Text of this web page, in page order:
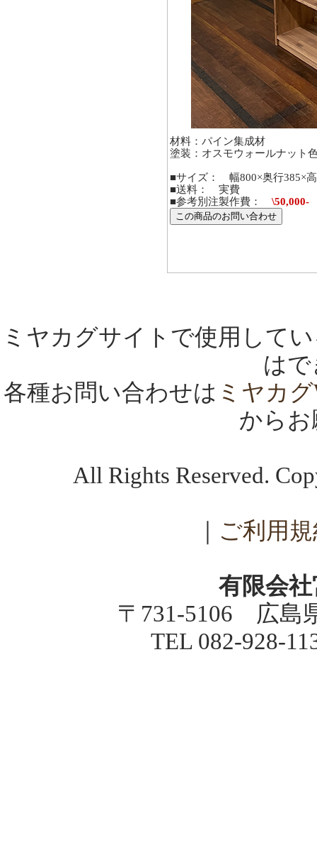
材料：パイン集成材
塗装：オスモウォールナット
■サイズ： 幅800×奥行385×
■送料： 実費
■参考別注製作費： \50,000-
ミヤカグサイトで使用して
は
各種お問い合わせは ミヤカ
から
All Rights Reserved.
ご利用
有限会
〒731-5106 広島
TEL 082-928-